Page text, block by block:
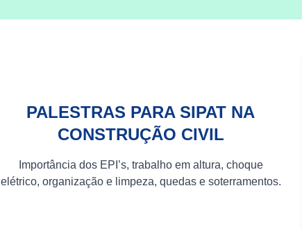
PALESTRAS PARA SIPAT NA
CONSTRUÇÃO CIVIL
Importância dos EPI’s, trabalho em altura, choque
elétrico, organização e limpeza, quedas e soterramentos.